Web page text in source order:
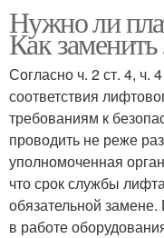
Нужно ли
Как
Согласно ч. 2 ст. 4, ч.
соответствия
требованиям к
проводить не реже
уполномоченная
что срок службы
обязательной
в работе